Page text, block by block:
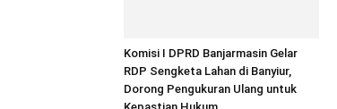
Komisi I DPRD Banjarmasin Gelar
RDP Sengketa Lahan di Banyiur,
Dorong Pengukuran Ulang untuk